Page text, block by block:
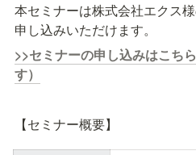
本セミナーは株式会社エクス
申し込みいただけます。
>>セミナーの申し込みはこち
す）
【セミナー概要】